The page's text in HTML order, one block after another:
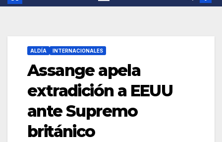
ALDÍA INTERNACIONALES
Assange apela
extradición a EEUU
ante Supremo
británico